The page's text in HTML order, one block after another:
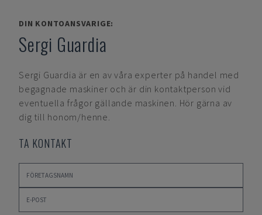
DIN KONTOANSVARIGE:
Sergi Guardia
Sergi Guardia är en av våra experter på handel med
begagnade maskiner och är din kontaktperson vid
eventuella frågor gällande maskinen. Hör gärna av
dig till honom/henne.
TA KONTAKT